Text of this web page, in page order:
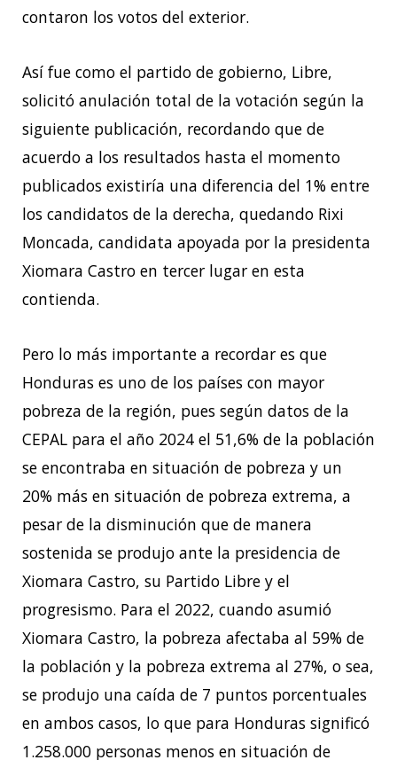
contaron los votos del exterior.
Así fue como el partido de gobierno, Libre,
solicitó anulación total de la votación según la
siguiente publicación, recordando que de
acuerdo a los resultados hasta el momento
publicados existiría una diferencia del 1% entre
los candidatos de la derecha, quedando Rixi
Moncada, candidata apoyada por la presidenta
Xiomara Castro en tercer lugar en esta
contienda.
Pero lo más importante a recordar es que
Honduras es uno de los países con mayor
pobreza de la región, pues según datos de la
CEPAL para el año 2024 el 51,6% de la población
se encontraba en situación de pobreza y un
20% más en situación de pobreza extrema, a
pesar de la disminución que de manera
sostenida se produjo ante la presidencia de
Xiomara Castro, su Partido Libre y el
progresismo. Para el 2022, cuando asumió
Xiomara Castro, la pobreza afectaba al 59% de
la población y la pobreza extrema al 27%, o sea,
se produjo una caída de 7 puntos porcentuales
en ambos casos, lo que para Honduras significó
1.258.000 personas menos en situación de